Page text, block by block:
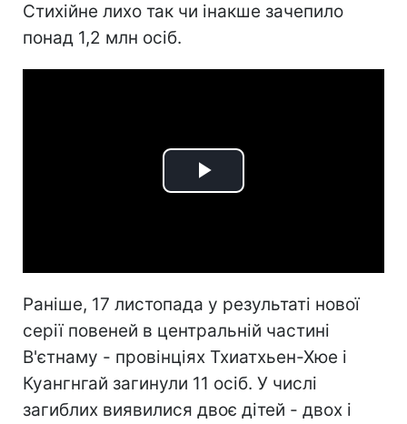
Стихійне лихо так чи інакше зачепило
понад 1,2 млн осіб.
Play
Раніше, 17 листопада у результаті нової
серії повеней в центральній частині
В'єтнаму - провінціях Тхиатхьен-Хюе і
Куангнгай загинули 11 осіб. У числі
загиблих виявилися двоє дітей - двох і